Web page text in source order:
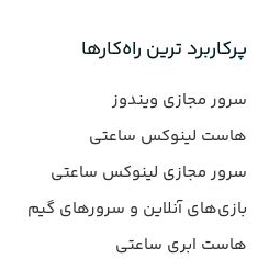
پرکاربرد ترین راه‌کارها
سرور مجازی ویندوز
هاست لینوکس ساعتی
سرور مجازی لینوکس ساعتی
بازی‌های آنلاین و سرورهای گیم
هاست ابری ساعتی